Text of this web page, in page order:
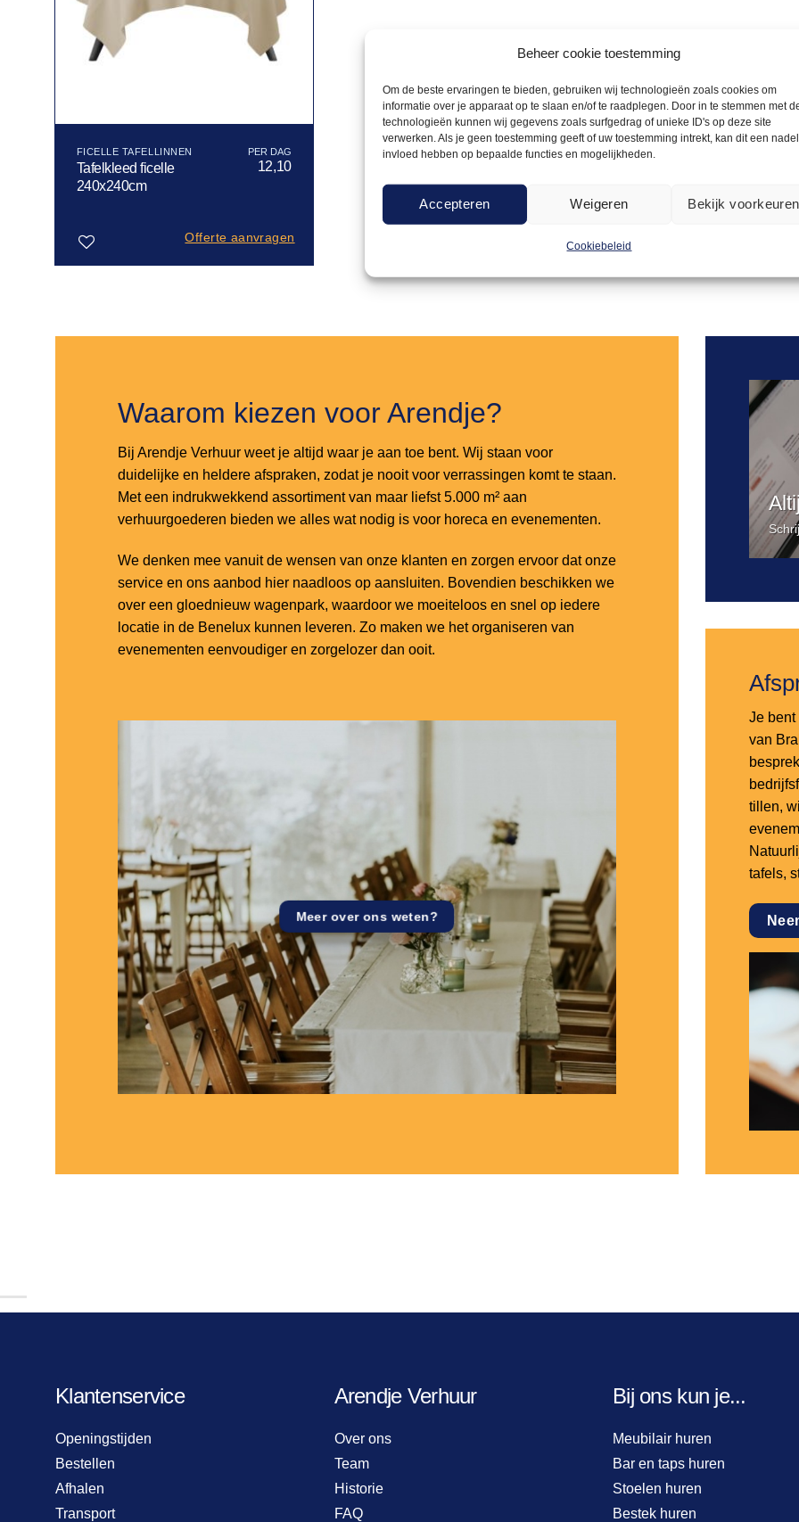
Beheer cookie toestemming
Om de beste ervaringen te bieden, gebruiken wij technologieën zoals cookies om
informatie over je apparaat op te slaan en/of te raadplegen. Door in te stemmen met
technologieën kunnen wij gegevens zoals surfgedrag of unieke ID's op deze site
verwerken. Als je geen toestemming geeft of uw toestemming intrekt, kan dit een
invloed hebben op bepaalde functies en mogelijkheden.
Accepteren Weigeren Bekijk voorkeuren
Cookiebeleid
FICELLE TAFELLINNEN
Tafelkleed ficelle
240x240cm
12,10
Offerte aanvragen
Waarom kiezen voor Arendje?
Bij Arendje Verhuur weet je altijd waar je aan toe bent. Wij staan voor
duidelijke en heldere afspraken, zodat je nooit voor verrassingen komt te staan.
Met een indrukwekkend assortiment van maar liefst 5.000 m² aan
verhuurgoederen bieden we alles wat nodig is voor horeca en evenementen.
We denken mee vanuit de wensen van onze klanten en zorgen ervoor dat onze
service en ons aanbod hier naadloos op aansluiten. Bovendien beschikken we
over een gloednieuw wagenpark, waardoor we moeiteloos en snel op iedere
locatie in de Benelux kunnen leveren. Zo maken we het organiseren van
evenementen eenvoudiger en zorgelozer dan ooit.
Meer over ons weten?
Je
van
tillen,
tafels,
Klantenservice
Openingstijden
Bestellen
Afhalen
Transport
Arendje Verhuur
Over ons
Team
Historie
FAQ
Bij ons kun je...
Meubilair huren
Bar en taps huren
Stoelen huren
Bestek huren